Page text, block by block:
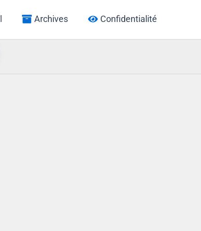
Archives Confidentialité